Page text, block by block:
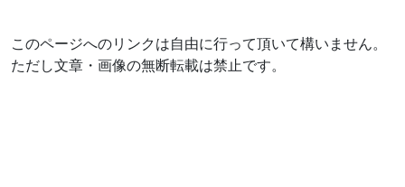
このページへのリンクは自由に行って頂いて構いません。
ただし文章・画像の無断転載は禁止です。